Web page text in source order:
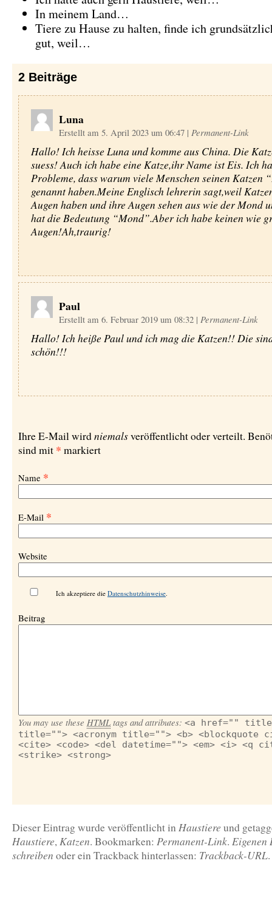
In meinem Land…
Tiere zu Hause zu halten, finde ich
gut, weil…
2 Beiträge
Luna
Erstellt am 5. April 2023 um 06:47 | Permanent-Link
Hallo! Ich heisse Luna und komme aus China. Die
suess! Auch ich habe eine Katze,ihr Name ist Eis. Ich
Probleme, dass warum viele Menschen seinen Katzen
genannt haben.Meine Englisch lehrerin sagt,weil
Augen haben und ihre Augen sehen aus wie der Mond
hat die Bedeutung “Mond”.Aber ich habe keinen wie
Augen!Ah,traurig!
Paul
Erstellt am 6. Februar 2019 um 08:32 | Permanent-Link
Hallo! Ich heiße Paul und ich mag die Katzen!! Die
schön!!!
Ihre E-Mail wirdniemalsveröffentlicht oder verteilt.
sind mit * markiert
Name *
E-Mail *
Website
Ich akzeptiere die Datenschutzhinweise.
Beitrag
You may use these HTML tags and attributes: <a href=""
title=""> <acronym title=""> <b> <blockquote
<cite> <code> <del datetime=""> <em> <i> <q
<strike> <strong>
Dieser Eintrag wurde veröffentlicht inHaustiere und
Haustiere,Katzen. Bookmarken: Permanent-Link. Eigenen
schreiben oder ein Trackback hinterlassen: Trackback-URL.